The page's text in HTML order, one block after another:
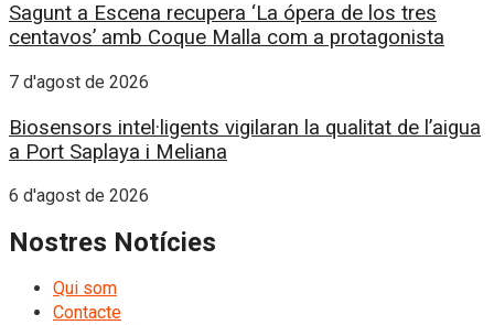
Sagunt a Escena recupera ‘La ópera de los tres
centavos’ amb Coque Malla com a protagonista
7 d'agost de 2026
Biosensors intel·ligents vigilaran la qualitat de l’aigua
a Port Saplaya i Meliana
6 d'agost de 2026
Nostres Notícies
Qui som
Contacte